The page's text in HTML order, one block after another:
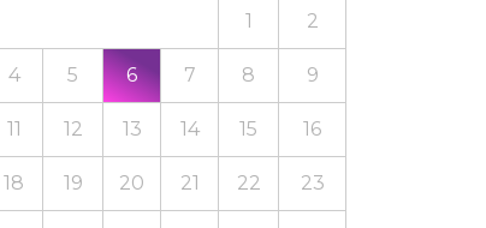
1 2
4 5 6 7 8 9
11 12 13 14 15 16
18 19 20 21 22 23